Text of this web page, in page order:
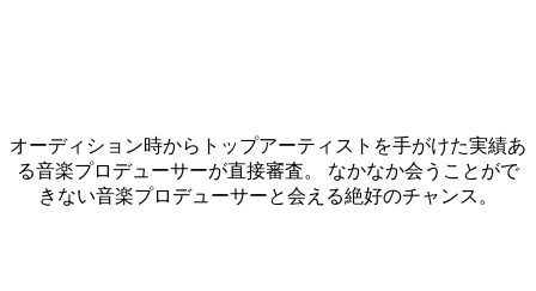
オーディション時からトップアーティストを手がけた実績あ
る音楽プロデューサーが直接審査。 なかなか会うことがで
きない音楽プロデューサーと会える絶好のチャンス。